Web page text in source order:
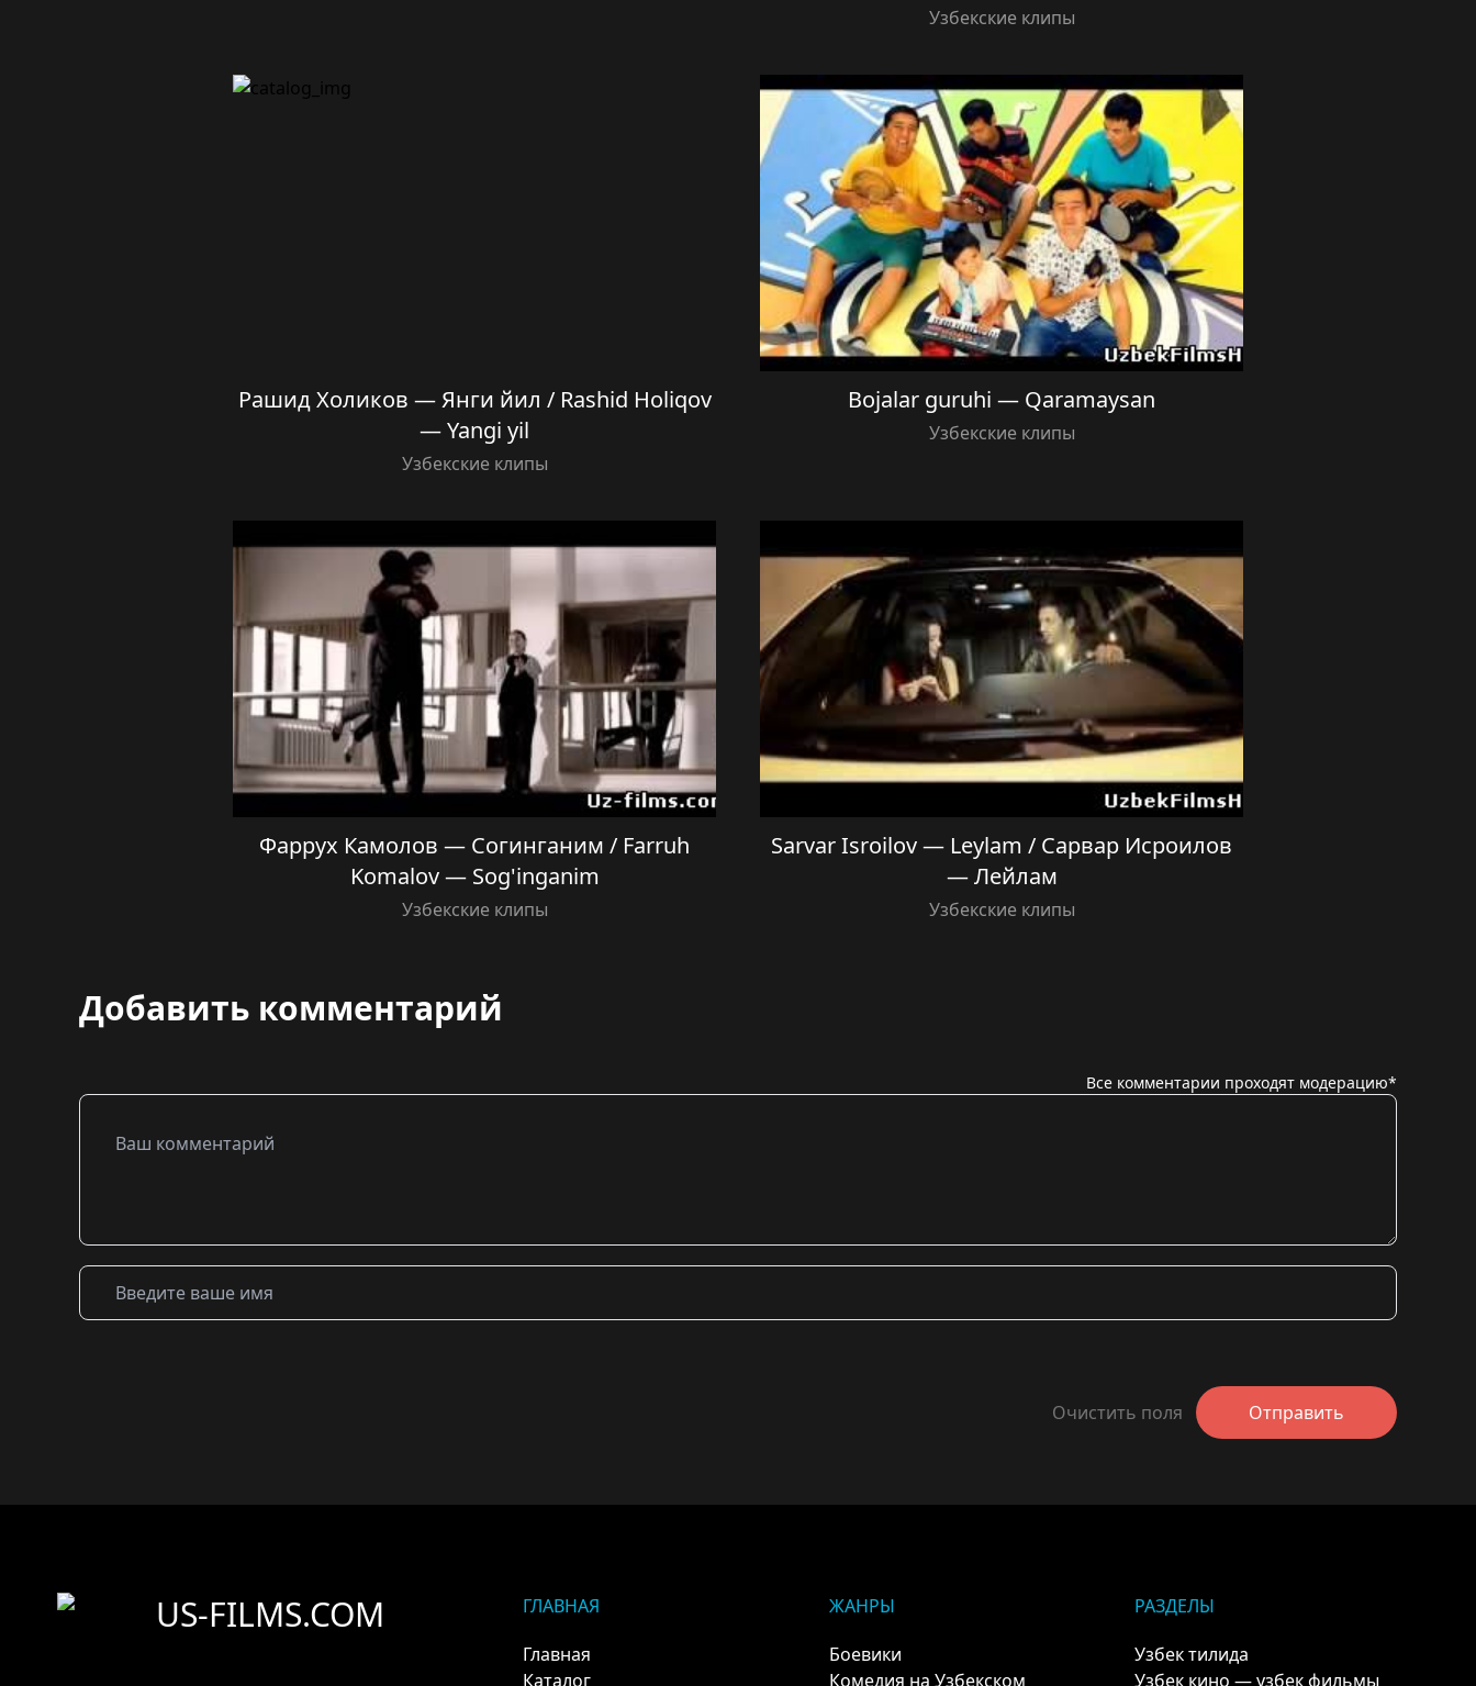
Узбекские клипы
Рашид Холиков — Янги йил / Rashid Holiqov
— Yangi yil
Узбекские клипы
Bojalar guruhi — Qaramaysan
Узбекские клипы
Фаррух Камолов — Согинганим / Farruh
Komalov — Sog'inganim
Узбекские клипы
Sarvar Isroilov — Leylam / Сарвар Исроилов
— Лейлам
Узбекские клипы
Добавить комментарий
Все комментарии проходят модерацию*
Очистить поля Отправить
US-FILMS.COM
ГЛАВНАЯ
Главная
Каталог
ЖАНРЫ
Боевики
Комедия на Узбекском
РАЗДЕЛЫ
Узбек тилида
Узбек кино — узбек фильмы